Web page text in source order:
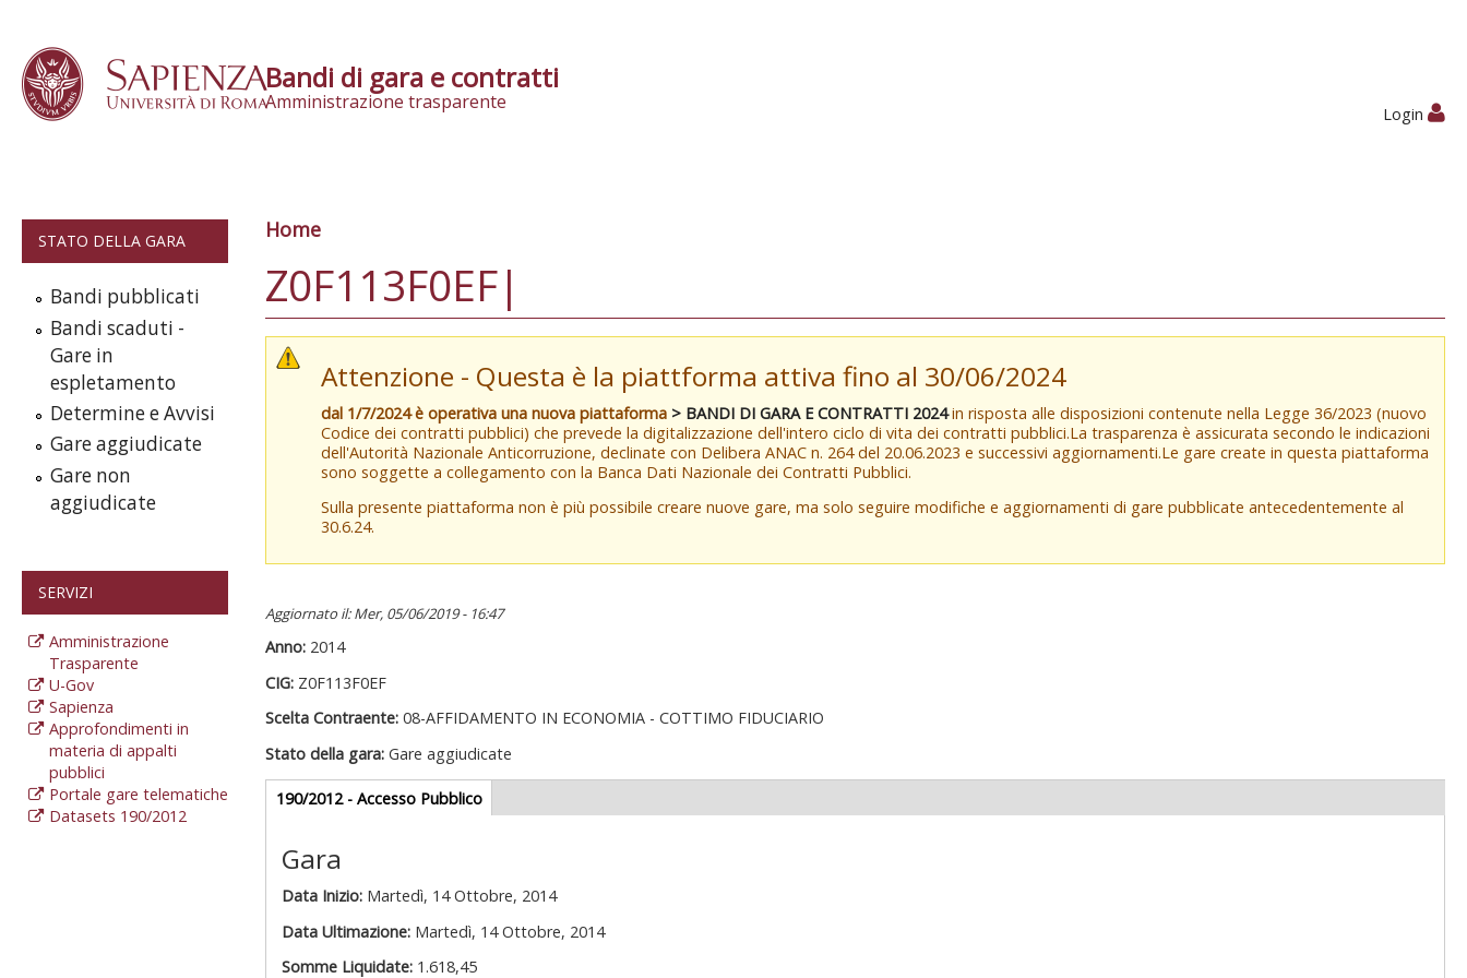
Bandi di gara e contratti
Amministrazione trasparente
Login
STATO DELLA GARA
Bandi pubblicati
Bandi scaduti -
Gare in
espletamento
Determine e Avvisi
Gare aggiudicate
Gare non
aggiudicate
SERVIZI
Amministrazione
Trasparente
U-Gov
Sapienza
Approfondimenti in
materia di appalti
pubblici
Portale gare telematiche
Datasets 190/2012
Tu sei qui
Home
Z0F113F0EF|
Attenzione - Questa è la piattforma attiva fino al 30/06/2024
dal 1/7/2024 è operativa una nuova piattaforma > BANDI DI GARA E CONTRATTI 2024in risposta alle disposizioni contenute nella Legge 36/2023 (nuovo
Codice dei contratti pubblici) che prevede la digitalizzazione dell'intero ciclo di vita dei contratti pubblici.La trasparenza è assicurata secondo le indicazioni
dell'Autorità Nazionale Anticorruzione, declinate con Delibera ANAC n. 264 del 20.06.2023 e successivi aggiornamenti.Le gare create in questa piattaforma
sono soggette a collegamento con la Banca Dati Nazionale dei Contratti Pubblici.
Sulla presente piattaforma non è più possibile creare nuove gare, ma solo seguire modifiche e aggiornamenti di gare pubblicate antecedentemente al
30.6.24.
Aggiornato il: Mer, 05/06/2019 - 16:47
Anno: 2014
CIG: Z0F113F0EF
Scelta Contraente: 08-AFFIDAMENTO IN ECONOMIA - COTTIMO FIDUCIARIO
Stato della gara: Gare aggiudicate
Gare appalti
190/2012 - Accesso Pubblico(scheda
attiva)
Gara
Data Inizio: Martedì, 14 Ottobre, 2014
Data Ultimazione: Martedì, 14 Ottobre, 2014
Somme Liquidate: 1.618,45